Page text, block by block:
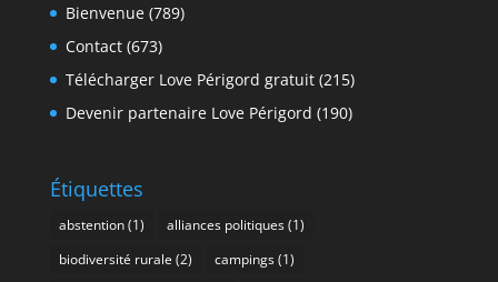
Bienvenue (789)
Contact (673)
Télécharger Love Périgord gratuit (215)
Devenir partenaire Love Périgord (190)
Étiquettes
abstention(1) alliances politiques(1)
biodiversité rurale (2) campings(1)